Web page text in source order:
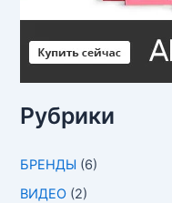
Рубрики
БРЕНДЫ (6)
ВИДЕО (2)